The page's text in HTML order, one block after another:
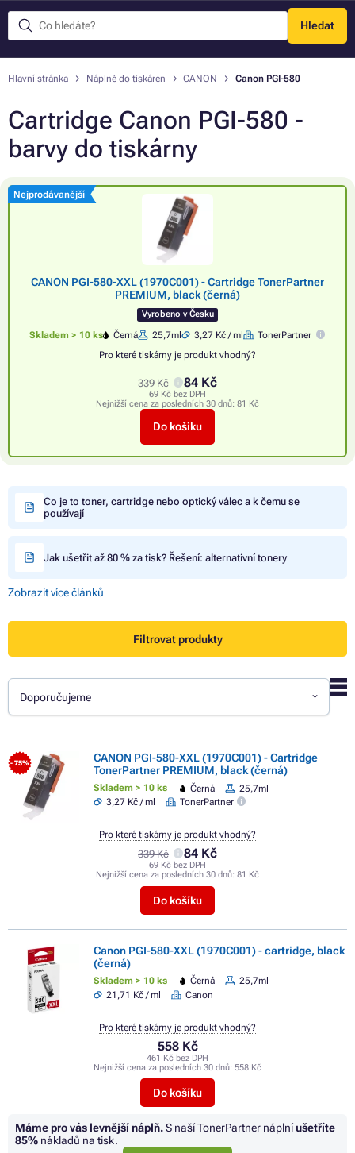
Hledat
Menu
Hlavní stránka Náplně do tiskáren CANON Canon PGI-580
Cartridge Canon PGI-580 -
barvy do tiskárny
Nejprodávanější
CANON PGI-580-XXL (1970C001) - Cartridge TonerPartner
PREMIUM, black (černá)
Vyrobeno v Česku
Skladem > 10 ks Černá 25,7ml 3,27 Kč / ml
TonerPartner
Pro které tiskárny je produkt vhodný?
339 Kč 84 Kč
69 Kč bez DPH
Nejnižší cena za posledních 30 dnů: 81 Kč
Do košíku
Co je to toner, cartridge nebo optický válec a k čemu se
používají
Jak ušetřit až 80 % za tisk? Řešení: alternativní tonery
Zobrazit více článků
Filtrovat produkty
Doporučujeme
- 75%
CANON PGI-580-XXL (1970C001) - Cartridge
TonerPartner PREMIUM, black (černá)
Skladem > 10 ks Černá
25,7ml
3,27 Kč / ml
TonerPartner
339 Kč 84 Kč
69 Kč bez DPH
Nejnižší cena za posledních 30 dnů: 81 Kč
Do košíku
Pro které tiskárny je produkt vhodný?
Canon PGI-580-XXL (1970C001) - cartridge, black
(černá)
Skladem > 10 ks Černá
25,7ml
21,71 Kč / ml
Canon
558 Kč
461 Kč bez DPH
Nejnižší cena za posledních 30 dnů: 558 Kč
Do košíku
Pro které tiskárny je produkt vhodný?
Máme pro vás levnější náplň.S naší TonerPartner náplníušetříte
85% nákladů na tisk.